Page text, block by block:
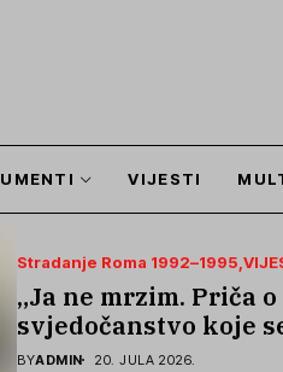
VIJESTI
Stradanje Roma 1992–1995
„Ja ne mrzim. Priča
svjedočanstvo koje
zaboraviti
BYADMIN 20. JULA 2026.